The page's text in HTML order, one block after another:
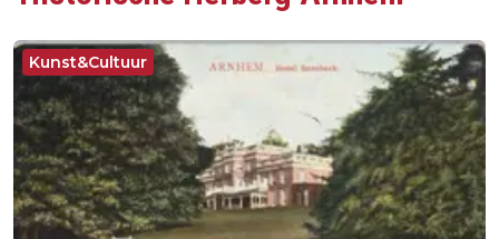
Kunst&Cultuur